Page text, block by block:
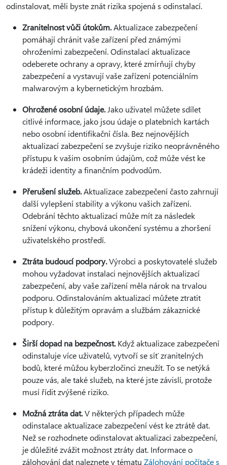
odinstalovat, měli byste znát rizika spojená s odinstalací.
Zranitelnost vůči útokům.Aktualizace zabezpečení
pomáhají chránit vaše zařízení před známými
ohroženími zabezpečení. Odinstalací aktualizace
odeberete ochrany a opravy, které zmírňují chyby
zabezpečení a vystavují vaše zařízení potenciálním
malwarovým a kybernetickým hrozbám.
Ohrožené osobní údaje.Jako uživatel můžete sdílet
citlivé informace, jako jsou údaje o platebních kartách
nebo osobní identifikační čísla. Bez nejnovějších
aktualizací zabezpečení se zvyšuje riziko neoprávněného
přístupu k vašim osobním údajům, což může vést ke
krádeži identity a finančním podvodům.
Přerušení služeb.Aktualizace zabezpečení často zahrnují
další vylepšení stability a výkonu vašich zařízení.
Odebrání těchto aktualizací může mít za následek
snížení výkonu, chybová ukončení systému a zhoršení
uživatelského prostředí.
Ztráta budoucí podpory.Výrobci a poskytovatelé služeb
mohou vyžadovat instalaci nejnovějších aktualizací
zabezpečení, aby vaše zařízení měla nárok na trvalou
podporu. Odinstalováním aktualizací můžete ztratit
přístup k důležitým opravám a službám zákaznické
podpory.
Širší dopad na bezpečnost.Když aktualizace zabezpečení
odinstaluje více uživatelů, vytvoří se síť zranitelných
bodů, které můžou kyberzločinci zneužít. To se netýká
pouze vás, ale také služeb, na které jste závislí, protože
musí řídit zvýšené riziko.
Možná ztráta dat.V některých případech může
odinstalace aktualizace zabezpečení vést ke ztrátě dat.
Než se rozhodnete odinstalovat aktualizaci zabezpečení,
je důležité zvážit možnost ztráty dat. Informace o
zálohování dat naleznete v tématu Zálohování počítače s